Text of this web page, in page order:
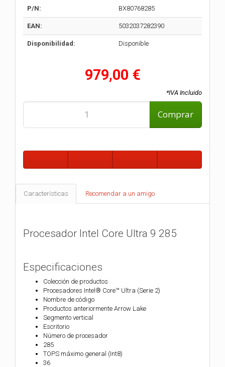
P/N: BX80768285
EAN: 5032037282390
Disponibilidad: Disponible
979,00 €
*IVA Incluido
Comprar
Características Recomendar a un amigo
Procesador Intel Core Ultra 9 285
Especificaciones
Colección de productos
Procesadores Intel® Core™ Ultra (Serie 2)
Nombre de código
Productos anteriormente Arrow Lake
Segmento vertical
Escritorio
Número de procesador
285
TOPS máximo general (Int8)
36